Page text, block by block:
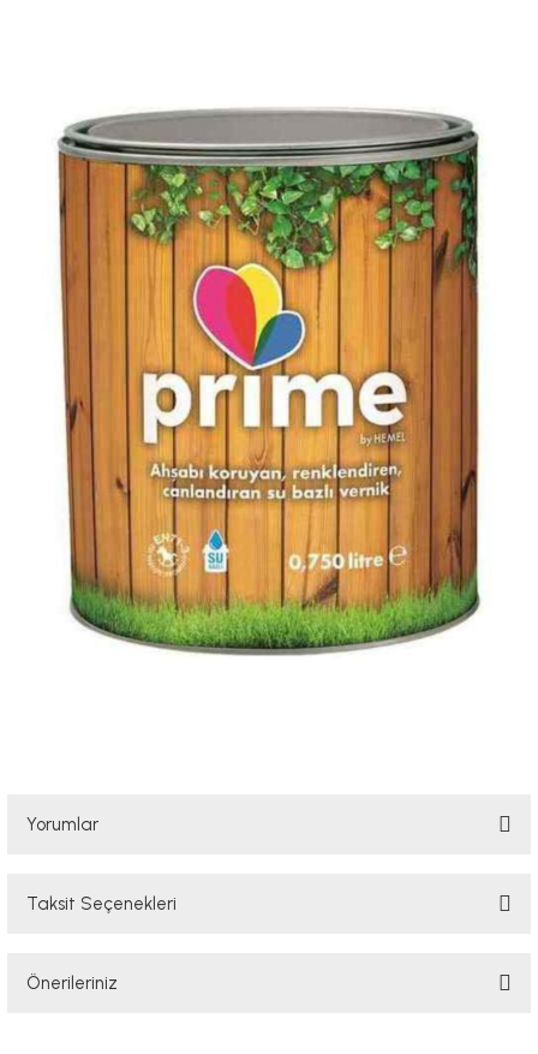
Yorumlar
Taksit Seçenekleri
Önerileriniz